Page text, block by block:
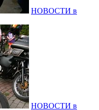
НОВОСТИ в
НОВОСТИ в